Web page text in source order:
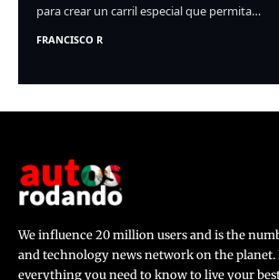
para crear un carril especial que permita…
FRANCISCO R
We influence 20 million users and is the
and technology news network on the planet.
everything you need to know to live your